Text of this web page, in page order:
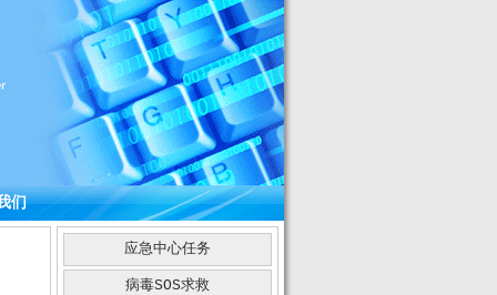
们
应急中心任务
病毒SOS求救